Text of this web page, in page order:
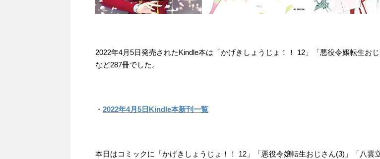
2022年4月5日発売されたKindle本は「かげきしょうじょ！！ 12」「悪役令嬢転生おじ
など287冊でした。
・ 2022年4月5日Kindle本新刊一覧
本日はコミックに「かげきしょうじょ！！ 12」「悪役令嬢転生おじさん(3)」「八